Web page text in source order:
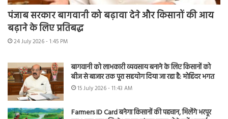
पंजाब सरकार बागवानी को बढ़ावा देने और किसानों की आय
बढ़ाने के लिए प्रतिबद्ध
24 July 2026 - 1:45 PM
बागवानी को लाभकारी व्यवसाय बनाने के लिए किसानों को
बीज से बाजार तक पूरा सहयोग दिया जा रहा है: मोहिंदर भगत
15 July 2026 - 11:43 AM
Farmers ID Card बनेगा किसानों की पहचान, मिलेंगे भरपूर